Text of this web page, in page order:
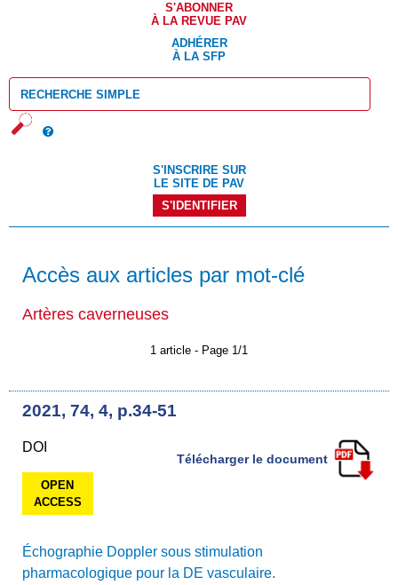
S'ABONNER
À LA REVUE PAV
ADHÉRER
À LA SFP
S'INSCRIRE SUR
LE SITE DE PAV
S'IDENTIFIER
Accès aux articles par mot-clé
Artères caverneuses
1 article - Page 1/1
2021, 74, 4, p.34-51
DOI
Télécharger le document
OPEN
ACCESS
Échographie Doppler sous stimulation
pharmacologique pour la DE vasculaire.